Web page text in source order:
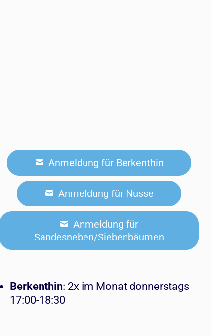
Anmeldung für Berkenthin
Anmeldung für Nusse
Anmeldung für
Sandesneben/Siebenbäumen
Berkenthin: 2x im Monat donnerstags
17:00-18:30